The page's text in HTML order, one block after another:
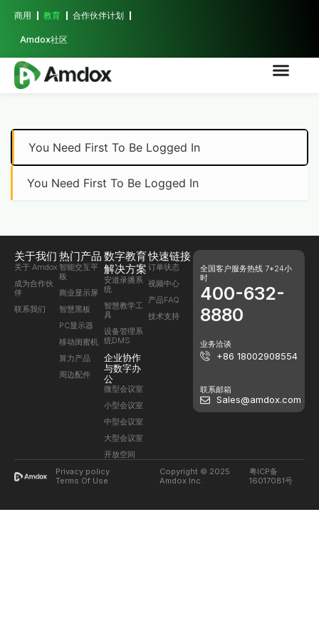
商用 教育 合作伙伴计划
Amdox社区
You Need First To Be Logged In
You Need First To Be Logged In
关于我们
关于 Amdox
成为合作伙
伴
联系我们
热门产品
智能交互平
板
商业显示屏
智慧黑板
PC显示器
移动闺蜜机
算力产品
周边配件
数字教育
解决方案
安道录播系
统
智慧教学工
具
设备管理系
统DMS
企业协作
与数字办
公
微型会议室
小型会议室
中型会议室
大型会议室
开放空间
快速链接
订单状态
视频中心
产品FAQ
技术支持
全国客户服务热线 7*24小
时
400-632-
8880
业务洽谈
+86 18002908554
联系邮箱
Sales@amdox.com
Privacy policy
Terms Of Use
Copyright © 2025
Amdox Inc.
粤ICP备
16017081号